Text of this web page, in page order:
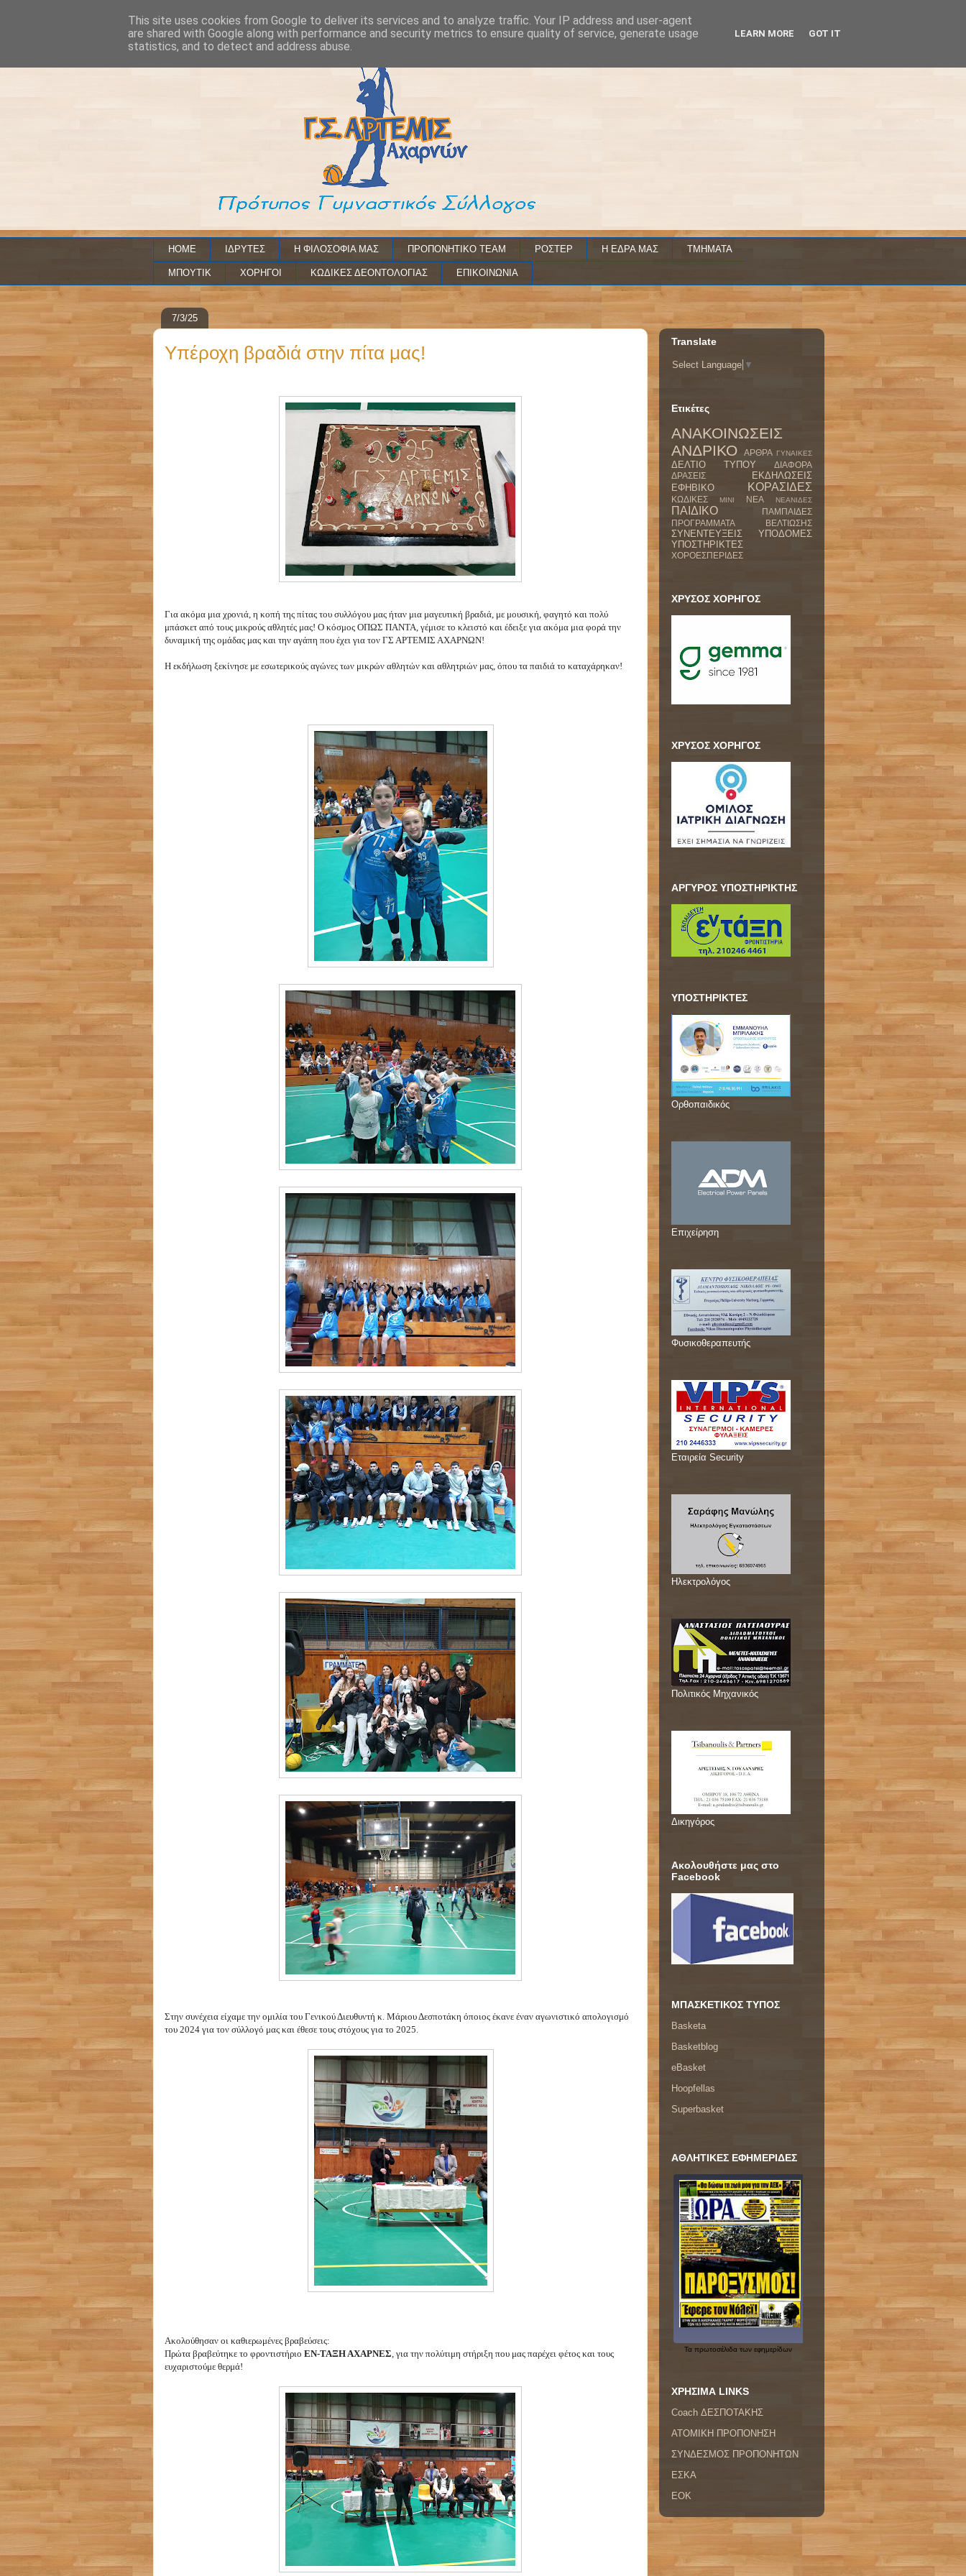
HOME ΙΔΡΥΤΕΣ Η ΦΙΛΟΣΟΦΙΑ ΜΑΣ ΠΡΟΠΟΝΗΤΙΚΟ TEAM ΡΟΣΤΕΡ Η ΕΔΡΑ ΜΑΣ ΤΜΗΜΑΤΑ
ΜΠΟΥΤΙΚ ΧΟΡΗΓΟΙ ΚΩΔΙΚΕΣ ΔΕΟΝΤΟΛΟΓΙΑΣ ΕΠΙΚΟΙΝΩΝΙΑ
7/3/25
Υπέροχη βραδιά στην πίτα μας!
Για ακόμα μια χρονιά, η κοπή της πίτας του συλλόγου μας ήταν μια μαγευτική βραδιά, με μουσική, φαγητό και πολύ
μπάσκετ από τους μικρούς αθλητές μας! Ο κόσμος ΟΠΩΣ ΠΑΝΤΑ, γέμισε το κλειστό και έδειξε για ακόμα μια φορά την
δυναμική της ομάδας μας και την αγάπη που έχει για τον ΓΣ ΑΡΤΕΜΙΣ ΑΧΑΡΝΩΝ!
Η εκδήλωση ξεκίνησε με εσωτερικούς αγώνες των μικρών αθλητών και αθλητριών μας, όπου τα παιδιά το καταχάρηκαν!
Στην συνέχεια είχαμε την ομιλία του Γενικού Διευθυντή κ. Μάριου Δεσποτάκη όποιος έκανε έναν αγωνιστικό απολογισμό
του 2024 για τον σύλλογό μας και έθεσε τους στόχους για το 2025.
Ακολούθησαν οι καθιερωμένες βραβεύσεις:
Πρώτα βραβεύτηκε το φροντιστήριο ΕΝ-ΤΑΞΗ ΑΧΑΡΝΕΣ, για την πολύτιμη στήριξη που μας παρέχει φέτος και τους
ευχαριστούμε θερμά!
Translate
Select Language ▼
Ετικέτες
ΑΝΑΚΟΙΝΩΣΕΙΣ
ΑΝΔΡΙΚΟ
ΑΡΘΡΑ ΓΥΝΑΙΚΕΣ
ΔΕΛΤΙΟ ΤΥΠΟΥ
ΔΙΑΦΟΡΑ
ΔΡΑΣΕΙΣ
ΕΚΔΗΛΩΣΕΙΣ
ΕΦΗΒΙΚΟ
ΚΟΡΑΣΙΔΕΣ
ΚΩΔΙΚΕΣ ΜΙΝΙ ΝΕΑ ΝΕΑΝΙΔΕΣ
ΠΑΙΔΙΚΟ
ΠΑΜΠΑΙΔΕΣ
ΠΡΟΓΡΑΜΜΑΤΑ ΒΕΛΤΙΩΣΗΣ
ΣΥΝΕΝΤΕΥΞΕΙΣ
ΥΠΟΔΟΜΕΣ
ΥΠΟΣΤΗΡΙΚΤΕΣ
ΧΟΡΟΕΣΠΕΡΙΔΕΣ
ΧΡΥΣΟΣ ΧΟΡΗΓΟΣ
ΧΡΥΣΟΣ ΧΟΡΗΓΟΣ
ΑΡΓΥΡΟΣ ΥΠΟΣΤΗΡΙΚΤΗΣ
ΥΠΟΣΤΗΡΙΚΤΕΣ
Ορθοπαιδικός
Επιχείρηση
Φυσικοθεραπευτής
Εταιρεία Security
Ηλεκτρολόγος
Πολιτικός Μηχανικός
Δικηγόρος
Ακολουθήστε μας στο
Facebook
ΜΠΑΣΚΕΤΙΚΟΣ ΤΥΠΟΣ
Basketa
Basketblog
eBasket
Hoopfellas
Superbasket
ΑΘΛΗΤΙΚΕΣ ΕΦΗΜΕΡΙΔΕΣ
Τα πρωτοσέλιδατων εφημερίδων
ΧΡΗΣΙΜΑ LINKS
Coach ΔΕΣΠΟΤΑΚΗΣ
ΑΤΟΜΙΚΗ ΠΡΟΠΟΝΗΣΗ
ΣΥΝΔΕΣΜΟΣ ΠΡΟΠΟΝΗΤΩΝ
ΕΣΚΑ
ΕΟΚ
This site uses cookies from Google to deliver its services and to analyze traffic. Your IP address and user-agent
are shared with Google along with performance and security metrics to ensure quality of service, generate usage
statistics, and to detect and address abuse.
LEARN MORE GOT IT